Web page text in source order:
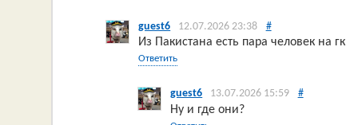
guest6 12.07.2026 23:38 #
Из Пакистана есть пара человек на гк
Ответить
guest6 13.07.2026 15:59 #
Ну и где они?